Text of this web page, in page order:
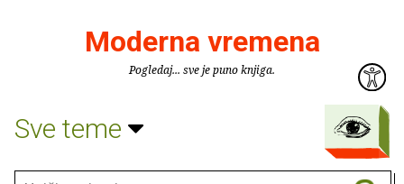
Moderna vremena
Pogledaj... sve je puno knjiga.
Sve teme